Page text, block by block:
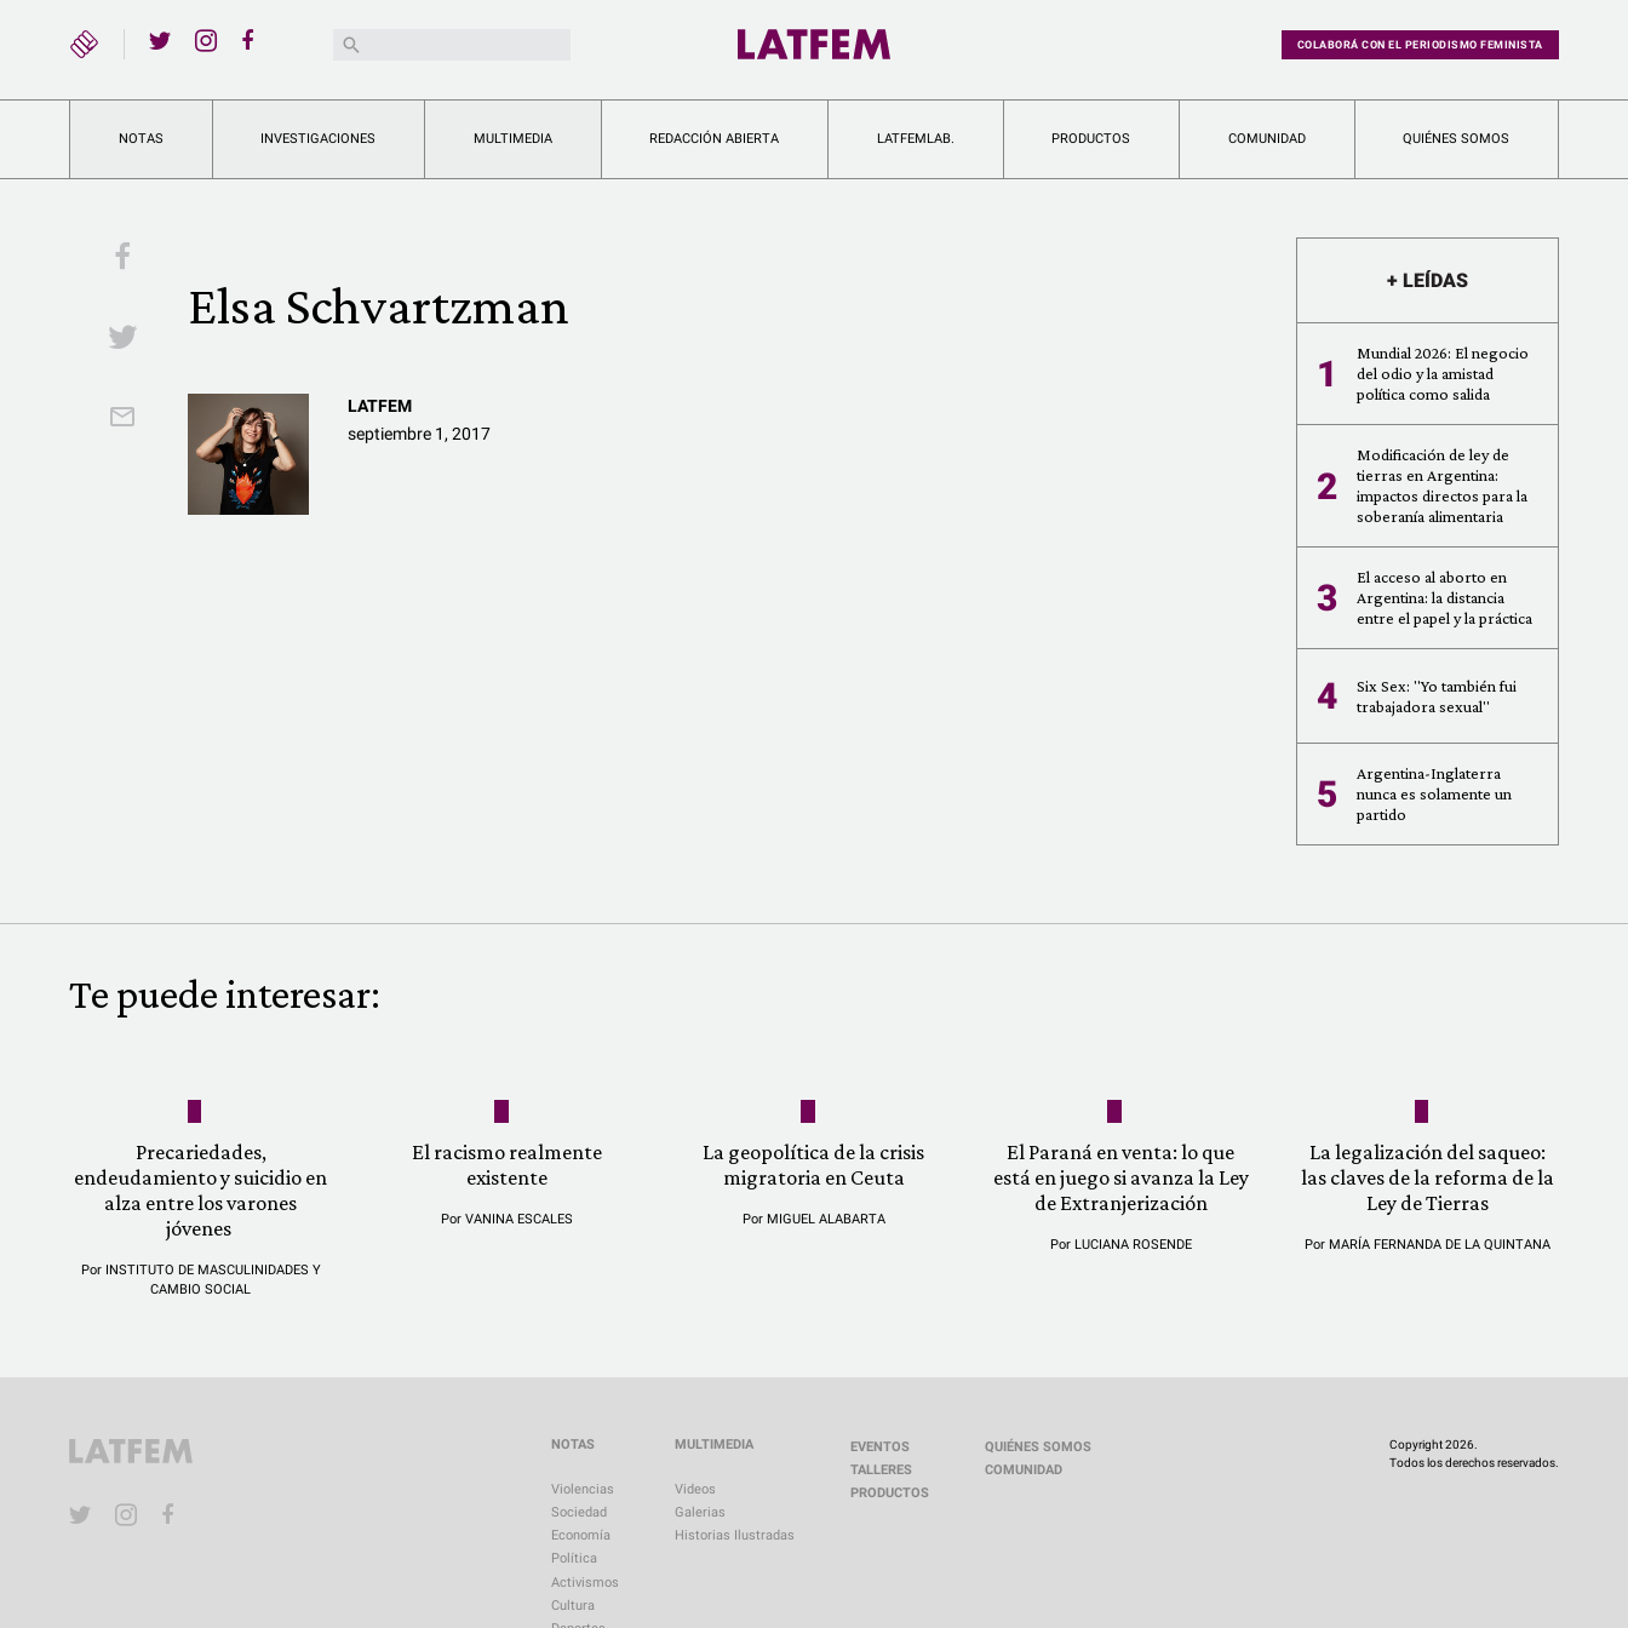
YouTubeBuscar: COLABORÁ CON EL PERIODISMO FEMINISTA
NOTAS INVESTIGACIONES MULTIMEDIA REDACCIÓN ABIERTA LATFEMLAB. PRODUCTOS COMUNIDAD QUIÉNES SOMOS
Elsa Schvartzman
LATFEM
septiembre 1, 2017
+ LEÍDAS
1
Mundial 2026: El negocio
del odio y la amistad
política como salida
2
Modificación de ley de
tierras en Argentina:
impactos directos para la
soberanía alimentaria
3
El acceso al aborto en
Argentina: la distancia
entre el papel y la práctica
4
Six Sex: "Yo también fui
trabajadora sexual"
5
Argentina-Inglaterra
nunca es solamente un
partido
Te puede interesar:
Precariedades,
endeudamiento y suicidio en
alza entre los varones
jóvenes
Por INSTITUTO DE MASCULINIDADES Y
CAMBIO SOCIAL
El racismo realmente
existente
PorVANINA ESCALES
La geopolítica de la crisis
migratoria en Ceuta
Por MIGUEL ALABARTA
El Paraná en venta: lo que
está en juego si avanza la Ley
de Extranjerización
Por LUCIANA ROSENDE
La legalización del saqueo:
las claves de la reforma de la
Ley de Tierras
Por MARÍA FERNANDA DE LA QUINTANA
NOTAS
Violencias
Sociedad
Economía
Política
Activismos
Cultura
MULTIMEDIA
Videos
Galerias
Historias Ilustradas
EVENTOS
TALLERES
PRODUCTOS
QUIÉNES SOMOS
COMUNIDAD
Copyright 2026.
Todos los derechos reservados.